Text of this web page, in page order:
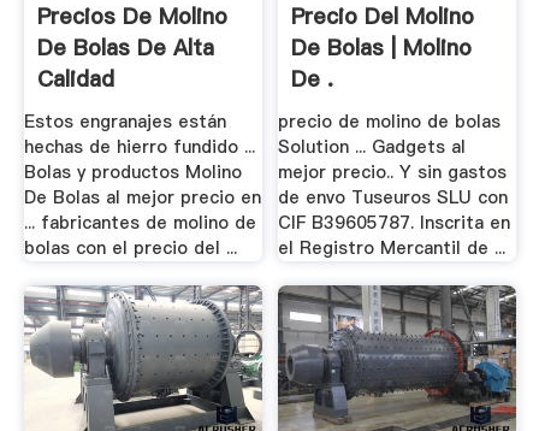
Precios De Molino
De Bolas De Alta
Calidad
Estos engranajes están
hechas de hierro fundido ...
Bolas y productos Molino
De Bolas al mejor precio en
... fabricantes de molino de
bolas con el precio del ...
Precio Del Molino
De Bolas | Molino
De .
precio de molino de bolas
Solution ... Gadgets al
mejor precio.. Y sin gastos
de envo Tuseuros SLU con
CIF B39605787. Inscrita en
el Registro Mercantil de ...